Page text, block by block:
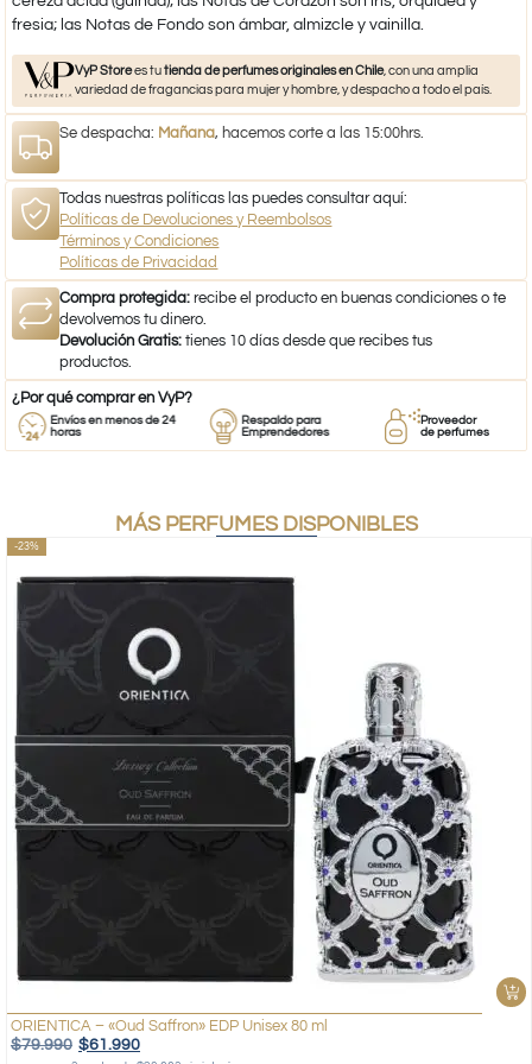
fresia; las Notas de Fondo son ámbar, almizcle y vainilla.
VyP Storees tutienda de perfumes originales en Chile, con una amplia
variedad de fragancias para mujer y hombre, y despacho a todo el país.
Se despacha: Mañana, hacemos corte a las 15:00hrs.
Todas nuestras políticas las puedes consultar aquí:
Políticas de Devoluciones y Reembolsos
Términos y Condiciones
Políticas de Privacidad
Compra protegida: recibe el producto en buenas condiciones o te
devolvemos tu dinero.
Devolución Gratis: tienes 10 días desde que recibes tus
productos.
¿Por qué comprar en VyP?
Envíos en menos de 24
horas
Respaldo para
Emprendedores
Proveedor
de perfumes
MÁS PERFUMES DISPONIBLES
-23%
ORIENTICA – «Oud Saffron» EDP Unisex 80 ml
$79.990 $61.990